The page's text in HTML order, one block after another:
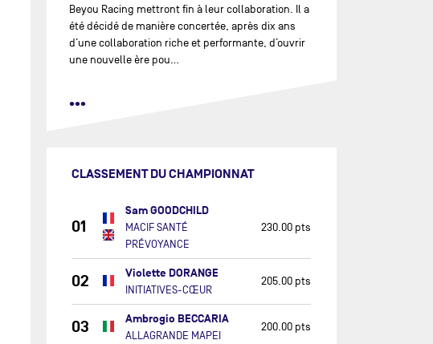
Beyou Racing mettront fin à leur collaboration. Il a
été décidé de manière concertée, après dix ans
d’une collaboration riche et performante, d’ouvrir
une nouvelle ère pou…
•••
CLASSEMENT DU CHAMPIONNAT
01
Sam GOODCHILD
MACIF SANTÉ
PRÉVOYANCE
230.00 pts
02 Violette DORANGE
INITIATIVES-CŒUR
205.00 pts
03 Ambrogio BECCARIA
ALLAGRANDE MAPEI
200.00 pts